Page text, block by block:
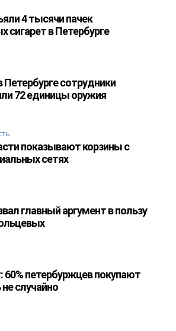
4 тысячи пачек
сигарет в Петербурге
Петербурге сотрудники
72 единицы оружия
показывают корзины с
сетях
главный аргумент в пользу
петербуржцев покупают
случайно